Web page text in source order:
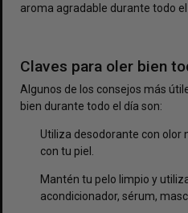
aroma agradable durante todo el
Claves para oler bien
Algunos de los consejos más
bien durante todo el día son:
Utiliza desodorante con olor
con tu piel.
Mantén tu pelo limpio y
acondicionador, sérum,